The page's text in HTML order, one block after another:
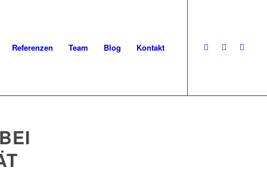
Referenzen Team Blog Kontakt